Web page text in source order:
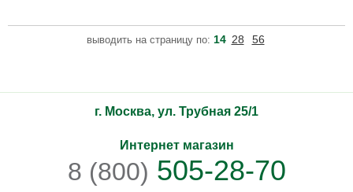
нового поколения, состоящим из супероксиддисмутазы и
глутатиона. Безводная сыворотка чрезвычайно стабильна, и ее
выводить на страницу по: 14 28 56
г. Москва, ул. Трубная 25/1
Интернет магазин
8 (800) 505-28-70